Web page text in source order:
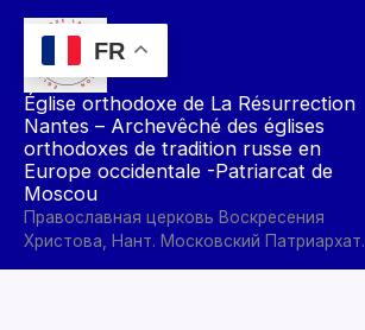
Aller
contenu
Église orthodoxe de La Résurrection
Nantes – Archevêché des églises
orthodoxes de tradition russe en
Europe occidentale -Patriarcat de
Moscou
Православная церковь Воскресения
Христова, Нант. Московский Патриархат.
FR